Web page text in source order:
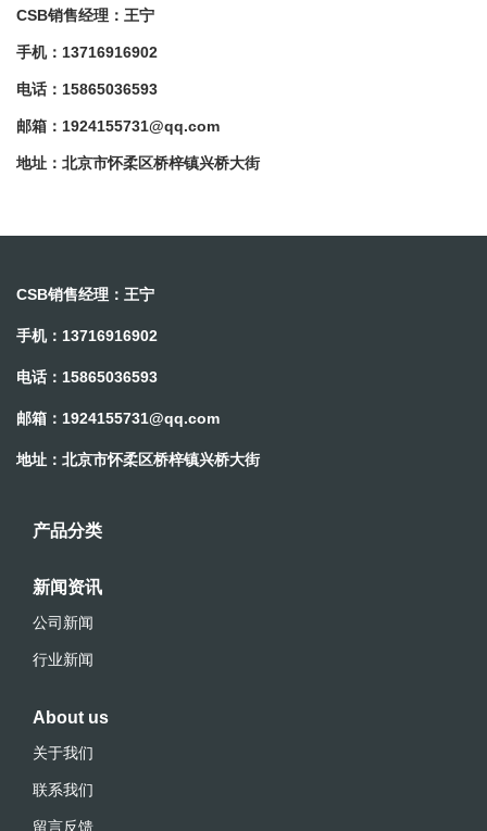
CSB销售经理：王宁
手机：13716916902
电话：15865036593
邮箱： 1924155731@qq.com
地址：北京市怀柔区桥梓镇兴桥大街
CSB销售经理：王宁
手机：13716916902
电话：15865036593
邮箱： 1924155731@qq.com
地址：北京市怀柔区桥梓镇兴桥大街
产品分类
新闻资讯
公司新闻
行业新闻
About us
关于我们
联系我们
留言反馈